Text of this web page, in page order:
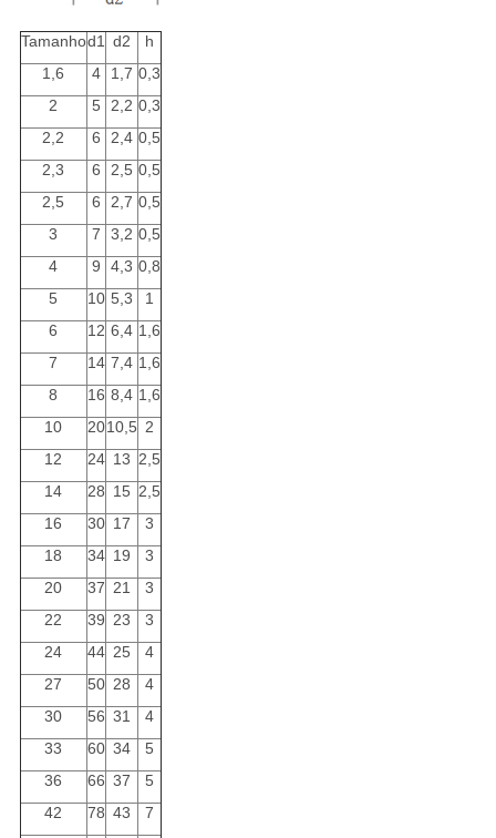
Tamanhod1 d2
h
1,6
4 1,7 0,3
2
5 2,2 0,3
2,2
6 2,4 0,5
2,3
6 2,5 0,5
2,5
6 2,7 0,5
3
7 3,2 0,5
4
9 4,3 0,8
5
10 5,3
1
6
12 6,4 1,6
7
14 7,4 1,6
8
16 8,4 1,6
10
2010,5 2
12
24 13 2,5
14
28 15 2,5
16
30 17
3
18
34 19
3
20
37 21
3
22
39 23
3
24
44 25
4
27
50 28
4
30
56 31
4
33
60 34
5
36
66 37
5
42
78 43
7